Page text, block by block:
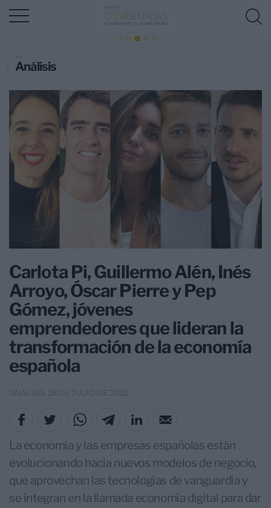
Análisis
Carlota Pi, Guillermo Alén, Inés
Arroyo, Óscar Pierre y Pep
Gómez, jóvenes
emprendedores que lideran la
transformación de la economía
española
ANÁLISIS, 29 DE JULIO DE 2022
La economía y las empresas españolas están
evolucionando hacia nuevos modelos de negocio,
que aprovechan las tecnologías de vanguardia y
se integran en la llamada economía digital para dar